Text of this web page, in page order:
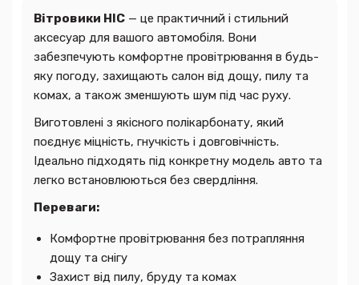
Вітровики HIC — це практичний і стильний
аксесуар для вашого автомобіля. Вони
забезпечують комфортне провітрювання в будь-
яку погоду, захищають салон від дощу, пилу та
комах, а також зменшують шум під час руху.
Виготовлені з якісного полікарбонату, який
поєднує міцність, гнучкість і довговічність.
Ідеально підходять під конкретну модель авто та
легко встановлюються без свердління.
Переваги:
Комфортне провітрювання без потрапляння
дощу та снігу
Захист від пилу, бруду та комах